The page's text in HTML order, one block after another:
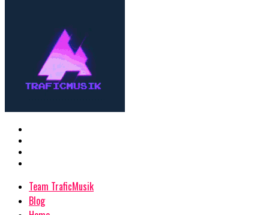
Team TraficMusik
Blog